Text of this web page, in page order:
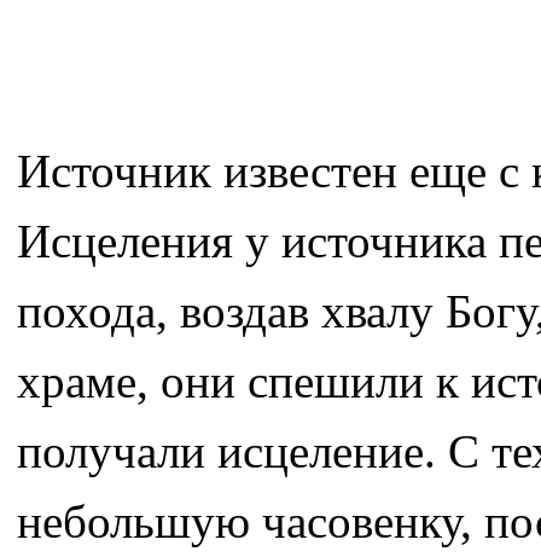
Источник известен еще с
Исцеления у источника
похода, воздав хвалу
храме, они спешили к
получали исцеление. С
небольшую часовенку,